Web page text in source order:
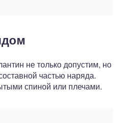
не только допустим, но
частью наряда.
спиной или плечами.